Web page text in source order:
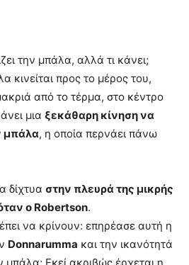
την μπάλα, αλλά τι κάνει;
κινείται προς το μέρος του,
από το τέρμα, στο κέντρο
μια ξεκάθαρη κίνηση να
μπάλα, η οποία περνάει πάνω
δίχτυα στην πλευρά της μικρής
ο Robertson.
να κρίνουν: επηρέασε αυτή η
Donnarumma και την ικανότητά
μπάλα; Εκεί ακριβώς έρχεται η